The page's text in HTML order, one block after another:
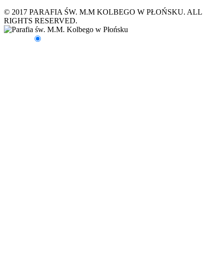
© 2017 PARAFIA ŚW. M.M KOLBEGO W PŁOŃSKU. ALL
RIGHTS RESERVED.